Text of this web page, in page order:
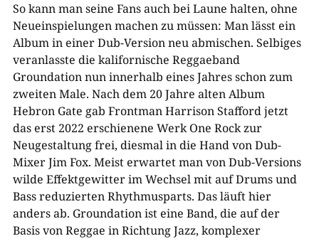
So kann man seine Fans auch bei Laune halten, ohne
Neueinspielungen machen zu müssen: Man lässt ein
Album in einer Dub-Version neu abmischen. Selbiges
veranlasste die kalifornische Reggaeband
Groundation nun innerhalb eines Jahres schon zum
zweiten Male. Nach dem 20 Jahre alten Album
Hebron Gate gab Frontman Harrison Stafford jetzt
das erst 2022 erschienene Werk One Rock zur
Neugestaltung frei, diesmal in die Hand von Dub-
Mixer Jim Fox. Meist erwartet man von Dub-Versions
wilde Effektgewitter im Wechsel mit auf Drums und
Bass reduzierten Rhythmusparts. Das läuft hier
anders ab. Groundation ist eine Band, die auf der
Basis von Reggae in Richtung Jazz, komplexer